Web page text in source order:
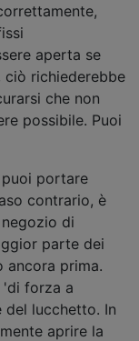
aperta se
ciò richiederebbe
che non
possibile. Puoi
puoi portare
contrario, è
di
parte dei
ancora prima.
'di forza a
del lucchetto. In
aprire la